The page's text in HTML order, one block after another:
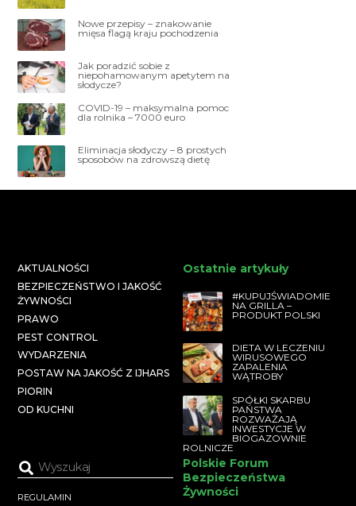
Nowe przepisy – znakowanie
mięsa flagą kraju pochodzenia
Jak poradzić sobie z
niepohamowanym apetytem na
słodycze?
COVID-19 – maksymalna pomoc
dla rolnika – 7000 euro
Eliminacja słodyczy – 8 prostych
sposobów na zdrowszą dietę
AKTUALNOŚCI
BEZPIECZEŃSTWO I JAKOŚĆ
ŻYWNOŚCI
PRAWO
PEST CONTROL
WYDARZENIA
POSTAW NA JAKOŚĆ Z IJHARS
PIORIN
OD KUCHNI
Ostatnie artykuły
#KUPUJŚWIADOMIE
NA GRILLA –
PRODUKT POLSKI
DIETA W LECZENIU
WIRUSOWEGO
ZAPALENIA
WĄTROBY
SPÓŁKI SKARBU
PAŃSTWA
ROZWAŻAJĄ
INWESTYCJE W
BIOGAZOWNIE
ROLNICZE
REGULAMIN
Polskie Forum
Bezpieczeństwa
Żywności